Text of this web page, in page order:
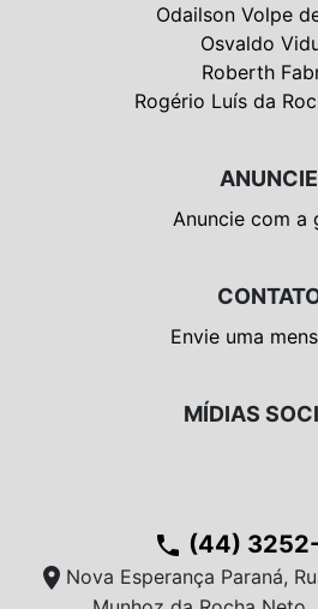
Odailson Volpe
Osvaldo
Roberth
Rogério Luís da
ANUNCIE
Anuncie com a
Envie uma
MÍDIAS
phone (44)
location_on Nova Esperança Paraná,